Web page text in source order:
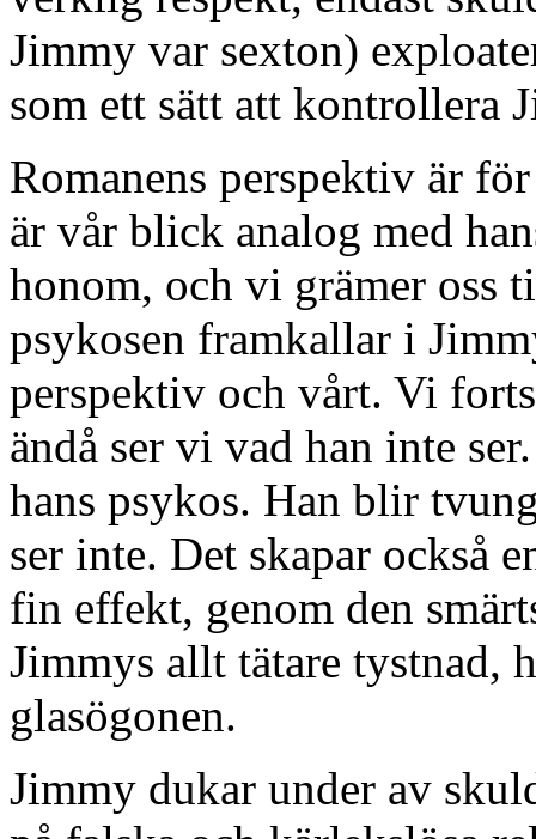
Jimmy var sexton)
som ett sätt att kontrollera
Romanens perspektiv är
är vår blick analog med
honom, och vi grämer oss
psykosen framkallar i
perspektiv och vårt. Vi
ändå ser vi vad han inte
hans psykos. Han blir
ser inte. Det skapar också
fin effekt, genom den
Jimmys allt tätare tystnad,
glasögonen.
Jimmy dukar under av